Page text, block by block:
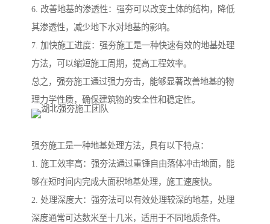
6. 改善地基的渗透性：强夯可以改变土体的结构，降低
其渗透性，减少地下水对地基的影响。
7. 加快施工进度：强夯施工是一种快速有效的地基处理
方法，可以缩短施工周期，提高工程效率。
总之，强夯施工通过强力夯击，能够显著改善地基的物
理力学性质，确保建筑物的安全性和稳定性。
强夯施工是一种地基处理方法，具有以下特点：
1. 施工效率高：强夯法通过重锤自由落体冲击地面，能
够在短时间内完成大面积地基处理，施工速度快。
2. 处理深度大：强夯法可以有效处理较深的地基，处理
深度通常可达数米至十几米，适用于不同地质条件。